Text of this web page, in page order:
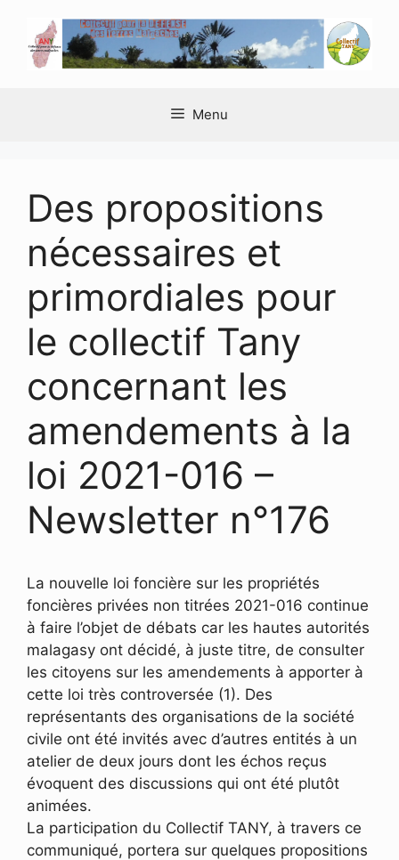
contenu
Menu
Des propositions
nécessaires et
primordiales pour
le collectif Tany
concernant les
amendements à la
loi 2021-016 –
Newsletter n°176
La nouvelle loi foncière sur les propriétés
foncières privées non titrées 2021-016 continue
à faire l’objet de débats car les hautes autorités
malagasy ont décidé, à juste titre, de consulter
les citoyens sur les amendements à apporter à
cette loi très controversée (1). Des
représentants des organisations de la société
civile ont été invités avec d’autres entités à un
atelier de deux jours dont les échos reçus
évoquent des discussions qui ont été plutôt
animées.
La participation du Collectif TANY, à travers ce
communiqué, portera sur quelques propositions